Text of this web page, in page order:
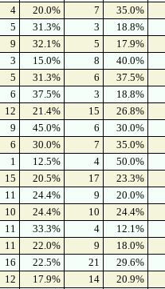
4 20.0% 7
35.0%
5 31.3% 3
18.8%
9 32.1% 5
17.9%
3 15.0% 8
40.0%
5 31.3% 6
37.5%
6 37.5% 3
18.8%
12 21.4% 15
26.8%
9 45.0% 6
30.0%
6 30.0% 7
35.0%
1 12.5% 4
50.0%
15 20.5% 17
23.3%
11 24.4% 9
20.0%
10 24.4% 10
24.4%
11 33.3% 4
12.1%
11 22.0% 9
18.0%
16 22.5% 21
29.6%
12 17.9% 14
20.9%